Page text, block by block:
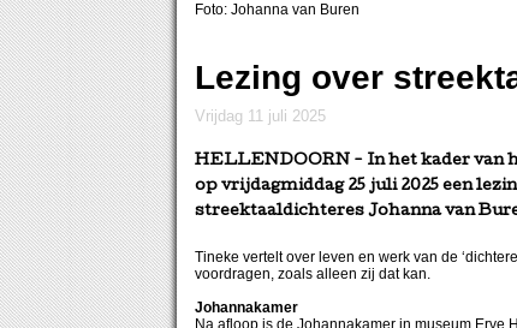
Foto: Johanna van Buren
Lezing over
vrijdag 11 juli 2025
HELLENDOORN - In het kader van
op vrijdagmiddag 25 juli 2025 een
streektaaldichteres Johanna van
Tineke vertelt over leven en werk van de
voordragen, zoals alleen zij dat kan.
Johannakamer